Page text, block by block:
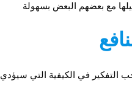
مع بعضهم البعض بسهولة
التفكير في الكيفية التي سيؤدي